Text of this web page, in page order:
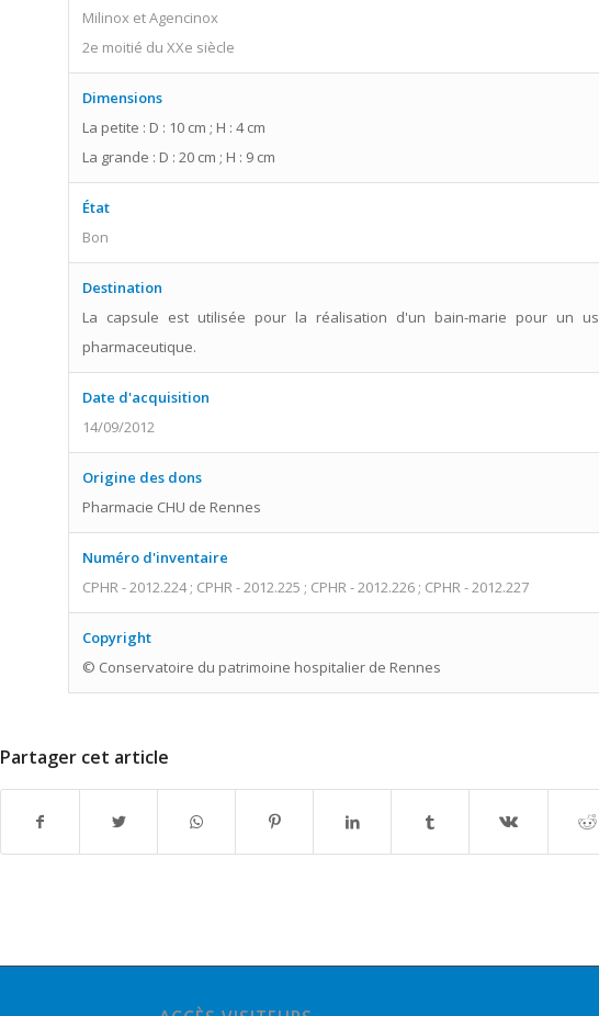
Milinox et Agencinox
2e moitié du XXe siècle
Dimensions
La petite : D : 10 cm ; H : 4 cm
La grande : D : 20 cm ; H : 9 cm
État
Bon
Destination
La capsule est utilisée pour la réalisation d'un bain-marie pour un
pharmaceutique.
Date d'acquisition
14/09/2012
Origine des dons
Pharmacie CHU de Rennes
Numéro d'inventaire
CPHR - 2012.224 ; CPHR - 2012.225 ; CPHR - 2012.226 ; CPHR - 2012.227
Copyright
© Conservatoire du patrimoine hospitalier de Rennes
Partager cet article